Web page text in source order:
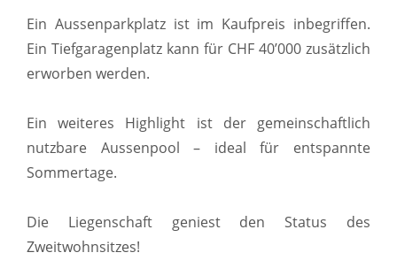
Ein Aussenparkplatz ist im Kaufpreis inbegriffen.
Ein Tiefgaragenplatz kann für CHF 40’000 zusätzlich
erworben werden.
Ein weiteres Highlight ist der gemeinschaftlich
nutzbare Aussenpool – ideal für entspannte
Sommertage.
Die Liegenschaft geniest den Status des
Zweitwohnsitzes!